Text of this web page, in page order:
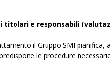
e responsabili
il Gruppo SMI pianifica,
le procedure